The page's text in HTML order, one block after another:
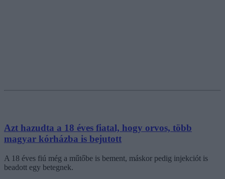
Azt hazudta a 18 éves fiatal, hogy orvos, több
magyar kórházba is bejutott
A 18 éves fiú még a műtőbe is bement, máskor pedig injekciót is
beadott egy betegnek.